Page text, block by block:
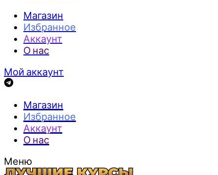
Магазин
Избранное
Аккаунт
О нас
Мой аккаунт
Магазин
Избранное
Аккаунт
О нас
Меню